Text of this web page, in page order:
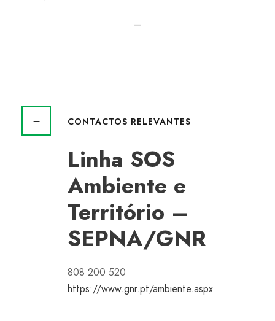
—
CONTACTOS RELEVANTES
Linha SOS
Ambiente e
Território –
SEPNA/GNR
808 200 520
https://www.gnr.pt/ambiente.aspx